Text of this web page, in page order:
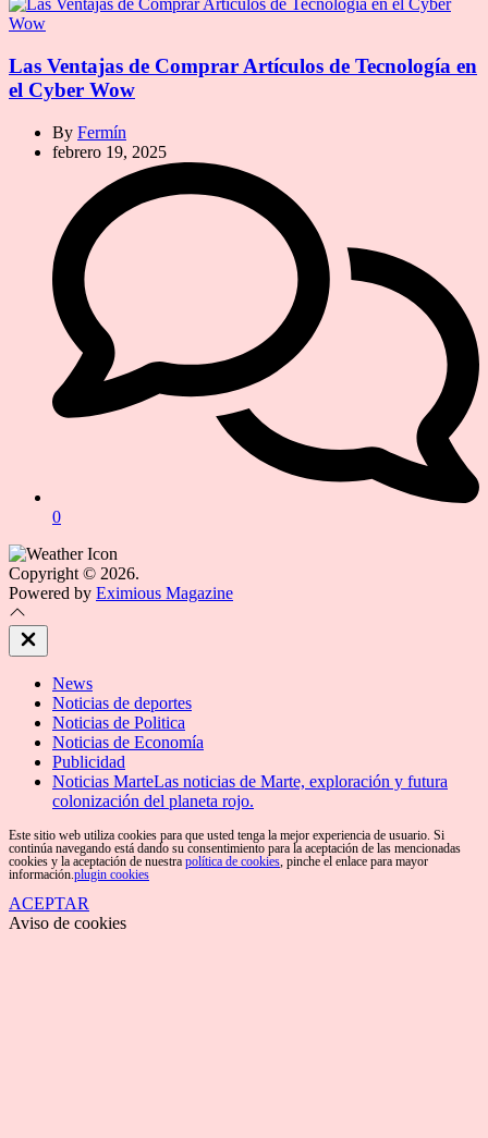
Las Ventajas de Comprar Artículos de Tecnología en
el Cyber Wow
By Fermín
febrero 19, 2025
0
Copyright © 2026.
Powered by Eximious Magazine
Close
Off
News
Noticias de deportes
Noticias de Politica
Noticias de Economía
Publicidad
Noticias MarteLas noticias de Marte, exploración y futura
colonización del planeta rojo.
Este sitio web utiliza cookies para que usted tenga la mejor experiencia de usuario. Si
continúa navegando está dando su consentimiento para la aceptación de las mencionadas
cookies y la aceptación de nuestra política de cookies, pinche el enlace para mayor
información.plugin cookies
ACEPTAR
Aviso de cookies